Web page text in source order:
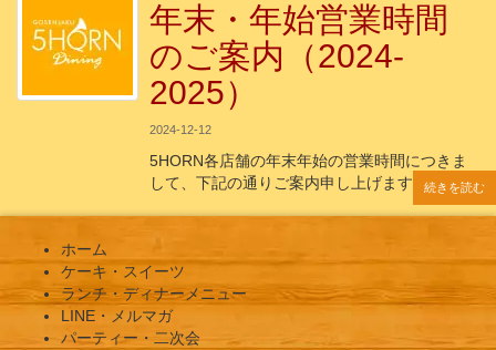
続きを読む
続きを読む
続きを読む
続きを読む
年末・年始営業時間
のご案内（2024-
2025）
2024-12-12
5HORN各店舗の年末年始の営業時間につきま
して、下記の通りご案内申し上げます。 年続きを読む
ホーム
ケーキ・スイーツ
ランチ・ディナーメニュー
LINE・メルマガ
パーティー・二次会